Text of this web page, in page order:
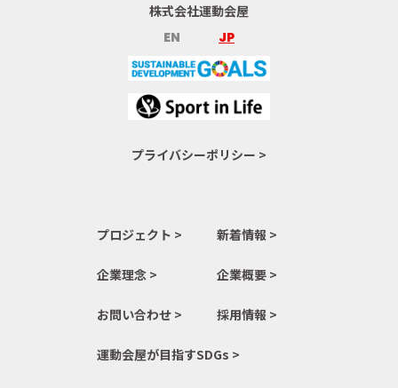
株式会社運動会屋
EN
JP
プライバシーポリシー >
プロジェクト > 新着情報 >
企業理念 > 企業概要 >
お問い合わせ > 採用情報 >
運動会屋が目指すSDGs >